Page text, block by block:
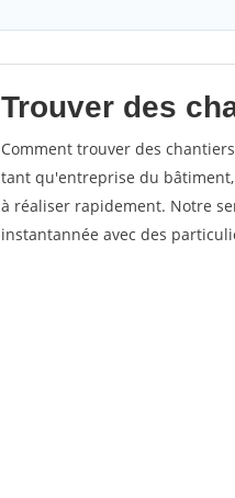
Trouver des
Comment trouver des
tant qu'entreprise du
à réaliser rapidement. Notre
instantannée avec des